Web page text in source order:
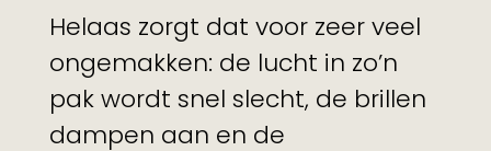
Helaas zorgt dat voor zeer veel
ongemakken: de lucht in zo’n
pak wordt snel slecht, de brillen
dampen aan en de